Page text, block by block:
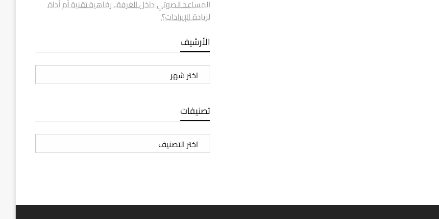
المساعد الصوتي داخل الغرفة.. رفاهية تقنية أم أداة
لزيادة الإيرادات؟
الأرشيف
الأرشيف
تصنيفات
تصنيفات